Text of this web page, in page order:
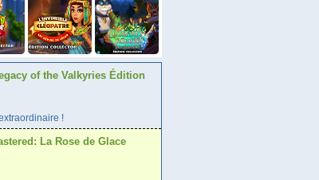
of the Valkyries Édition
!
La Rose de Glace